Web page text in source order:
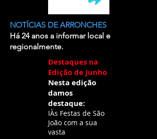
NOTÍCIAS DE ARRONCHES
Há 24 anos a informar local e
regionalmente.
Destaques na
Edição de Junho
Nesta edição
damos
destaque:
IÀs Festas de São
João com a sua
vasta